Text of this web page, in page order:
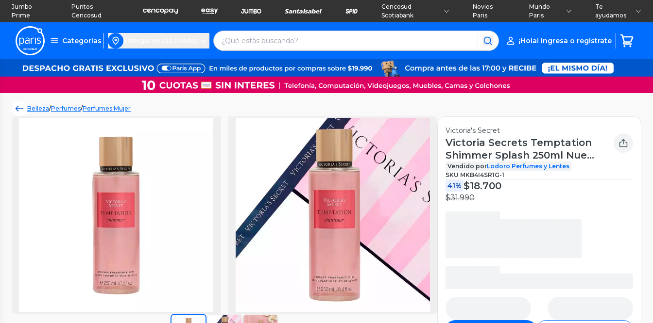
Jumbo
Prime
Puntos
Cencosud
Cencosud
Scotiabank
Novios
Paris
Mundo
Paris
Te
ayudamos
Categorías ¡Hola! Ingresa o regístrate
Belleza/Perfumes/Perfumes Mujer
Victoria's Secret
Victoria Secrets Temptation
Shimmer Splash 250ml Nuevo
Formato
Vendido porLodoro Perfumes y Lentes
SKU MKB4I4SR1G-1
41% $18.700
$31.990